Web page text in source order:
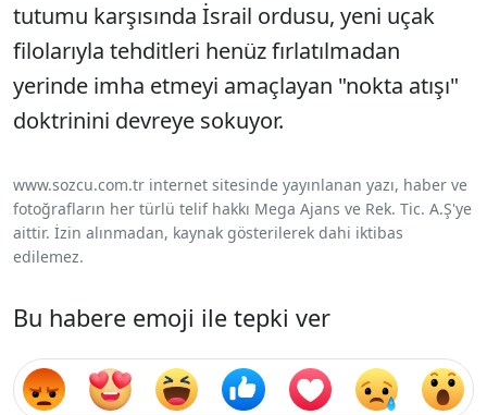
tutumu karşısında İsrail ordusu, yeni uçak
filolarıyla tehditleri henüz fırlatılmadan
yerinde imha etmeyi amaçlayan "nokta atışı"
doktrinini devreye sokuyor.
www.sozcu.com.tr internet sitesinde yayınlanan yazı, haber ve
fotoğrafların her türlü telif hakkı Mega Ajans ve Rek. Tic. A.Ş'ye
aittir. İzin alınmadan, kaynak gösterilerek dahi iktibas
edilemez.
Bu habere emoji ile tepki ver